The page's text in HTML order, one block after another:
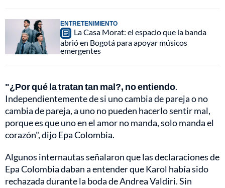
ENTRETENIMIENTO
La Casa Morat: el espacio que la banda
abrió en Bogotá para apoyar músicos
emergentes
"¿Por qué la tratan tan mal?, no entiendo.
Independientemente de si uno cambia de pareja o no
cambia de pareja, a uno no pueden hacerlo sentir mal,
porque es que uno en el amor no manda, solo manda el
corazón", dijo Epa Colombia.
Algunos internautas señalaron que las declaraciones de
Epa Colombia daban a entender que Karol había sido
rechazada durante la boda de Andrea Valdiri. Sin